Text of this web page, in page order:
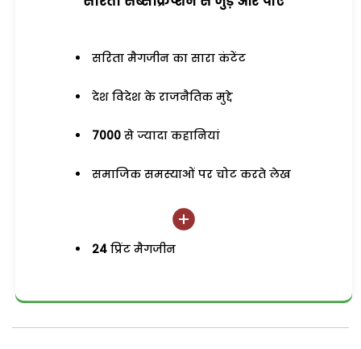
सरिता मैगजीन का सारा कंटेंट
देश विदेश के राजनैतिक मुद्दे
7000 से ज्यादा कहानियां
समाजिक समस्याओं पर चोट करते लेख
24 प्रिंट मैगजीन